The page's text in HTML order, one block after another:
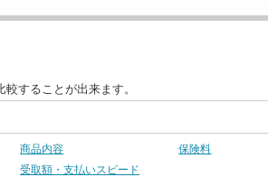
することが出来ます。
商品内容
保険料
受取額・支払いスピード